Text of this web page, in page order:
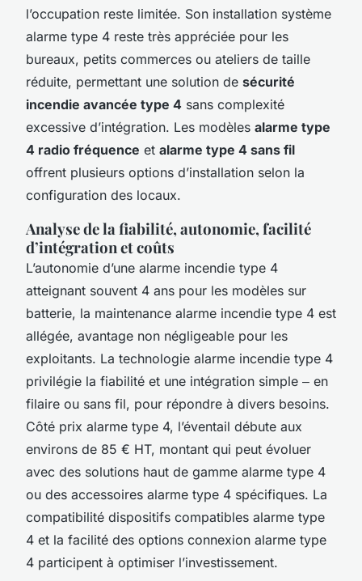
l’occupation reste limitée. Son installation système
alarme type 4 reste très appréciée pour les
bureaux, petits commerces ou ateliers de taille
réduite, permettant une solution de sécurité
incendie avancée type 4 sans complexité
excessive d’intégration. Les modèles alarme type
4 radio fréquence et alarme type 4 sans fil
offrent plusieurs options d’installation selon la
configuration des locaux.
Analyse de la fiabilité, autonomie, facilité
d’intégration et coûts
L’autonomie d’une alarme incendie type 4
atteignant souvent 4 ans pour les modèles sur
batterie, la maintenance alarme incendie type 4 est
allégée, avantage non négligeable pour les
exploitants. La technologie alarme incendie type 4
privilégie la fiabilité et une intégration simple ‒ en
filaire ou sans fil, pour répondre à divers besoins.
Côté prix alarme type 4, l’éventail débute aux
environs de 85 € HT, montant qui peut évoluer
avec des solutions haut de gamme alarme type 4
ou des accessoires alarme type 4 spécifiques. La
compatibilité dispositifs compatibles alarme type
4 et la facilité des options connexion alarme type
4 participent à optimiser l’investissement.